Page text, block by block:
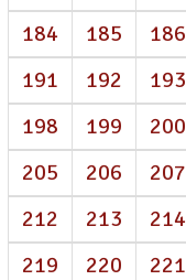
184
185 186
191
192 193
198
199 200
205
206 207
212
213 214
219
220 221